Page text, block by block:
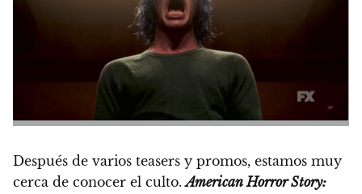
Después de varios teasers y promos, estamos muy
cerca de conocer el culto.American Horror Story: